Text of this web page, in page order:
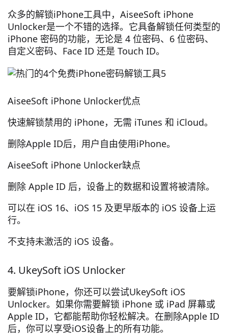
众多的解锁iPhone工具中，AiseeSoft iPhone
Unlocker是一个不错的选择。它具备解锁任何类型的
iPhone 密码的功能，无论是 4 位密码、6 位密码、
自定义密码、Face ID 还是 Touch ID。
AiseeSoft iPhone Unlocker优点
快速解锁禁用的 iPhone，无需 iTunes 和 iCloud。
删除Apple ID后，用户自由使用iPhone。
AiseeSoft iPhone Unlocker缺点
删除 Apple ID 后，设备上的数据和设置将被清除。
可以在 iOS 16、iOS 15 及更早版本的 iOS 设备上运
行。
不支持未激活的 iOS 设备。
4. UkeySoft iOS Unlocker
要解锁iPhone，你还可以尝试UkeySoft iOS
Unlocker。如果你需要解锁 iPhone 或 iPad 屏幕或
Apple ID，它都能帮助你轻松解决。在删除Apple ID
后，你可以享受iOS设备上的所有功能。